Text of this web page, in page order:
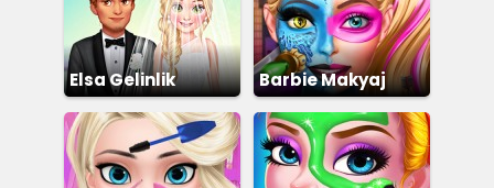
Elsa Gelinlik
Giydirme 3
Barbie Makyaj